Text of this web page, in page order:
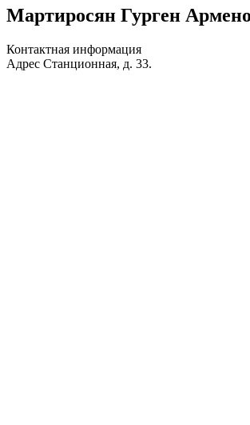
Мартиросян Гурген
Контактная информация
Адрес Станционная, д. 33.